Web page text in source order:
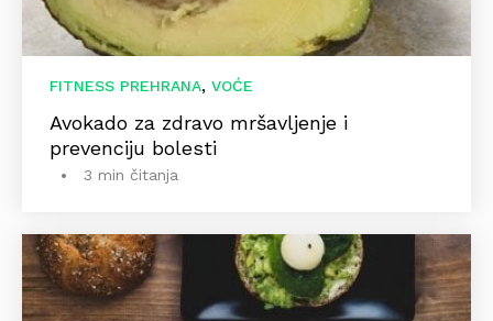
FITNESS PREHRANA, VOĆE
Avokado za zdravo mršavljenje i
prevenciju bolesti
3 min čitanja